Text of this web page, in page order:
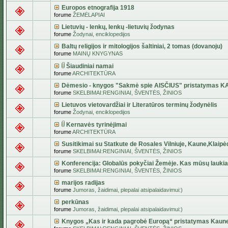
Europos etnografija 1918
forume ŽEMĖLAPIAI
Lietuvių - lenkų, lenkų -lietuvių žodynas
forume Žodynai, enciklopedijos
Baltų religijos ir mitologijos šaltiniai, 2 tomas (dovanoju)
forume MAINŲ KNYGYNAS
Šiaudiniai namai
forumeARCHITEKTŪRA
Dėmesio - knygos "Sakmė spie AISČIUS" pristatymas
forume SKELBIMAI:RENGINIAI, ŠVENTĖS, ŽINIOS
Lietuvos vietovardžiai ir Literatūros terminų žodynėlis
forume Žodynai, enciklopedijos
Kernavės tyrinėjimai
forumeARCHITEKTŪRA
Susitikimai su Statkute de Rosales Vilniuje,
forume SKELBIMAI:RENGINIAI, ŠVENTĖS, ŽINIOS
Konferencija: Globalūs pokyčiai Žemėje. Kas mūsų
forume SKELBIMAI:RENGINIAI, ŠVENTĖS, ŽINIOS
marijos radijas
forume Jumoras, žaidimai, plepalai atsipalaidavimui:)
perkūnas
forume Jumoras, žaidimai, plepalai atsipalaidavimui:)
Knygos „Kas ir kada pagrobė Europą“ pristatymas